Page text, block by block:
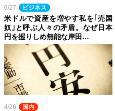
6/27 ビジネス
米ドルで資産を増やす私を｢売国
奴｣と呼ぶ人々の矛盾。なぜ日本
円を握りしめ無能な岸田…
4/26 国内